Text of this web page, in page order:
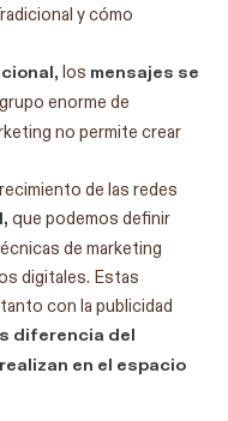
y cómo
, los mensajes se
enorme de
no permite crear
de las redes
que podemos definir
de marketing
digitales. Estas
con la publicidad
diferencia del
en el espacio